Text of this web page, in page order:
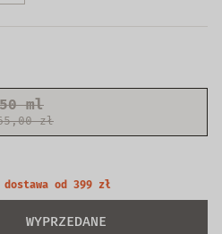
50 ml
zł
Wariant
niedostępny
dostawa od 399 zł
WYPRZEDANE